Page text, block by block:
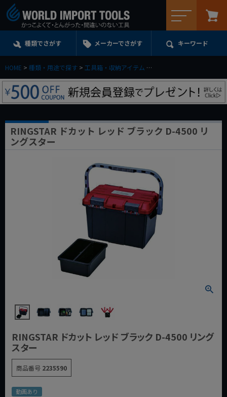
種類でさがす メーカーでさがす キーワード
HOME 種類・用途で探す 工具箱・収納アイテム
RINGSTAR ドカット レッド ブラック D-4500 リ
ングスター
RINGSTAR ドカット レッド ブラック D-4500 リング
スター
商品番号 2235590
動画あり